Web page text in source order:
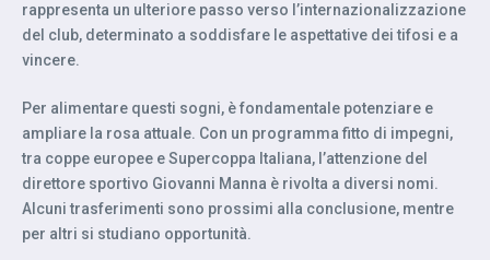
rappresenta un ulteriore passo verso l’internazionalizzazione
del club, determinato a soddisfare le aspettative dei tifosi e a
vincere.
Per alimentare questi sogni, è fondamentale potenziare e
ampliare la rosa attuale. Con un programma fitto di impegni,
tra coppe europee e Supercoppa Italiana, l’attenzione del
direttore sportivo Giovanni Manna è rivolta a diversi nomi.
Alcuni trasferimenti sono prossimi alla conclusione, mentre
per altri si studiano opportunità.